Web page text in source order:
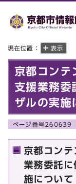
現在位置： 表示
京都コンテ
支援業務委
ザルの実施
ページ番号260639
京都コン
業務委託
施について